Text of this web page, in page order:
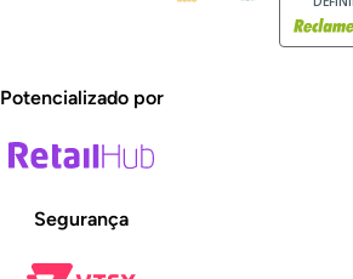
Potencializado por
Segurança